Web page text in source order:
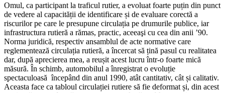
Omul, ca participant la traficul rutier, a evoluat foarte puțin din punct
de vedere al capacității de identificare și de evaluare corectă a
riscurilor pe care le presupune circulația pe drumurile publice, iar
infrastructura rutieră a rămas, practic, aceeaşi cu cea din anii ’90.
Norma juridică, respectiv ansamblul de acte normative care
reglementează circulația rutieră, a încercat să țină pasul cu realitatea
dar, după aprecierea mea, a reușit acest lucru într-o foarte mică
măsură. În schimb, automobilul a înregistrat o evoluție
spectaculoasă începând din anul 1990, atât cantitativ, cât și calitativ.
Aceasta face ca tabloul circulației rutiere să fie deformat și, din acest